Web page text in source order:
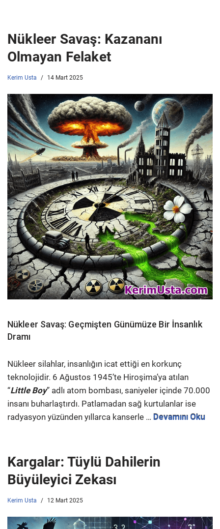
Nükleer Savaş: Kazananı
Olmayan Felaket
Kerim Usta 14 Mart 2025
Nükleer Savaş: Geçmişten Günümüze Bir İnsanlık
Dramı
Nükleer silahlar, insanlığın icat ettiği en korkunç
teknolojidir. 6 Ağustos 1945’te Hiroşima’ya atılan
“Little Boy” adlı atom bombası, saniyeler içinde 70.000
insanı buharlaştırdı. Patlamadan sağ kurtulanlar ise
radyasyon yüzünden yıllarca kanserle … Devamını Oku
Kargalar: Tüylü Dahilerin
Büyüleyici Zekası
Kerim Usta 12 Mart 2025